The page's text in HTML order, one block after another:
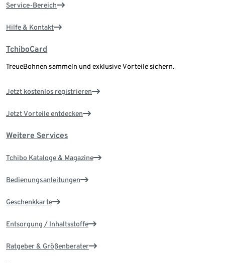
Service-Bereich
Hilfe & Kontakt
TchiboCard
TreueBohnen sammeln und exklusive Vorteile sichern.
Jetzt kostenlos registrieren
Jetzt Vorteile entdecken
Weitere Services
Tchibo Kataloge & Magazine
Bedienungsanleitungen
Geschenkkarte
Entsorgung / Inhaltsstoffe
Ratgeber & Größenberater